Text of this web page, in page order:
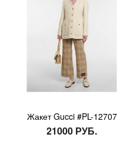
Жакет Gucci #PL-12707
21000 РУБ.